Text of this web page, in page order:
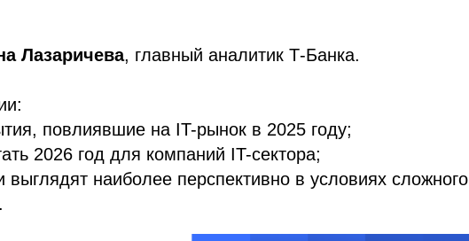
Лазаричева, главный аналитик Т-Банка.
повлиявшие на IT-рынок в 2025 году;
2026 год для компаний IT-сектора;
выглядят наиболее перспективно в условиях сложного